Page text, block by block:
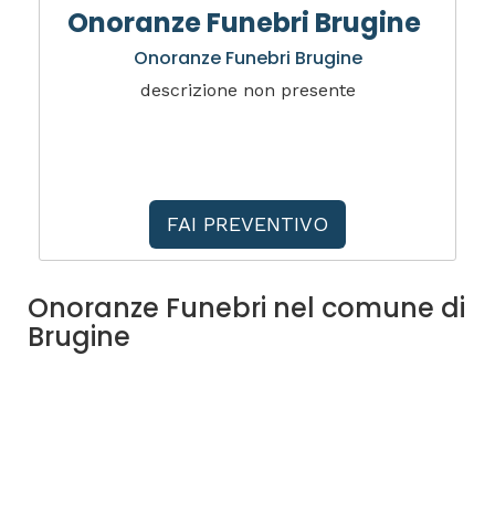
Onoranze Funebri Brugine
Onoranze Funebri Brugine
descrizione non presente
FAI PREVENTIVO
Onoranze Funebri nel comune di
Brugine